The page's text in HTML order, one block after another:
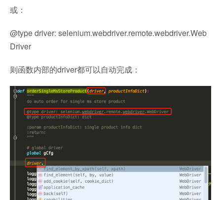
或：
@type driver: selenium.webdriver.remote.webdriver.Web
Driver
则函数内部的driver都可以自动完成：